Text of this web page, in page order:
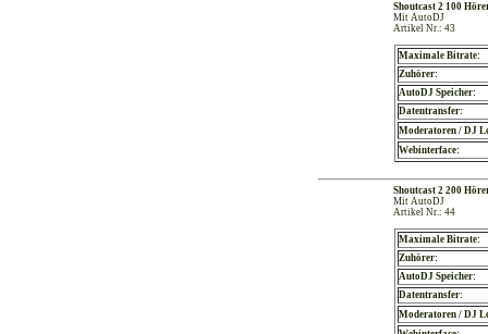
Shoutcast 2 100
Mit AutoDJ
Artikel Nr.: 43
Maximale Bitrate:
Zuhörer:
AutoDJ Speicher:
Datentransfer:
Moderatoren / DJ
Webinterface:
Shoutcast 2 200
Mit AutoDJ
Artikel Nr.: 44
Maximale Bitrate:
Zuhörer:
AutoDJ Speicher:
Datentransfer:
Moderatoren / DJ